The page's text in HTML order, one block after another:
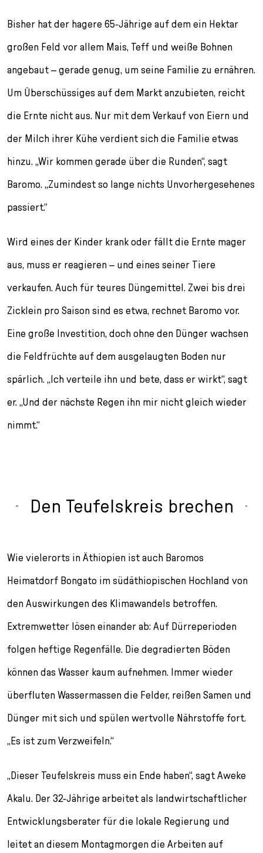
Bisher hat der hagere 65-Jährige auf dem ein Hektar
großen Feld vor allem Mais, Teff und weiße Bohnen
angebaut – gerade genug, um seine Familie zu ernähren.
Um Überschüssiges auf dem Markt anzubieten, reicht
die Ernte nicht aus. Nur mit dem Verkauf von Eiern und
der Milch ihrer Kühe verdient sich die Familie etwas
hinzu. „Wir kommen gerade über die Runden“, sagt
Baromo. „Zumindest so lange nichts Unvorhergesehenes
passiert.“
Wird eines der Kinder krank oder fällt die Ernte mager
aus, muss er reagieren – und eines seiner Tiere
verkaufen. Auch für teures Düngemittel. Zwei bis drei
Zicklein pro Saison sind es etwa, rechnet Baromo vor.
Eine große Investition, doch ohne den Dünger wachsen
die Feldfrüchte auf dem ausgelaugten Boden nur
spärlich. „Ich verteile ihn und bete, dass er wirkt“, sagt
er. „Und der nächste Regen ihn mir nicht gleich wieder
nimmt.“
Den Teufelskreis brechen
Wie vielerorts in Äthiopien ist auch Baromos
Heimatdorf Bongato im südäthiopischen Hochland von
den Auswirkungen des Klimawandels betroffen.
Extremwetter lösen einander ab: Auf Dürreperioden
folgen heftige Regenfälle. Die degradierten Böden
können das Wasser kaum aufnehmen. Immer wieder
überfluten Wassermassen die Felder, reißen Samen und
Dünger mit sich und spülen wertvolle Nährstoffe fort.
„Es ist zum Verzweifeln.“
„Dieser Teufelskreis muss ein Ende haben“, sagt Aweke
Akalu. Der 32-Jährige arbeitet als landwirtschaftlicher
Entwicklungsberater für die lokale Regierung und
leitet an diesem Montagmorgen die Arbeiten auf